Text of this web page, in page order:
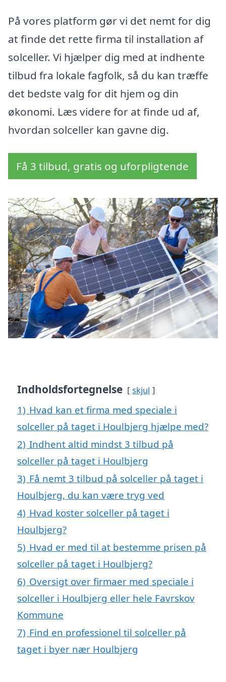
På vores platform gør vi det nemt for dig
at finde det rette firma til installation af
solceller. Vi hjælper dig med at indhente
tilbud fra lokale fagfolk, så du kan træffe
det bedste valg for dit hjem og din
økonomi. Læs videre for at finde ud af,
hvordan solceller kan gavne dig.
Få 3 tilbud, gratis og uforpligtende
Indholdsfortegnelse skjul
1) Hvad kan et firma med speciale i
solceller på taget i Houlbjerg hjælpe med?
2) Indhent altid mindst 3 tilbud på
solceller på taget i Houlbjerg
3) Få nemt 3 tilbud på solceller på taget i
Houlbjerg, du kan være tryg ved
4) Hvad koster solceller på taget i
Houlbjerg?
5) Hvad er med til at bestemme prisen på
solceller på taget i Houlbjerg?
6) Oversigt over firmaer med speciale i
solceller i Houlbjerg eller hele Favrskov
Kommune
7) Find en professionel til solceller på
taget i byer nær Houlbjerg